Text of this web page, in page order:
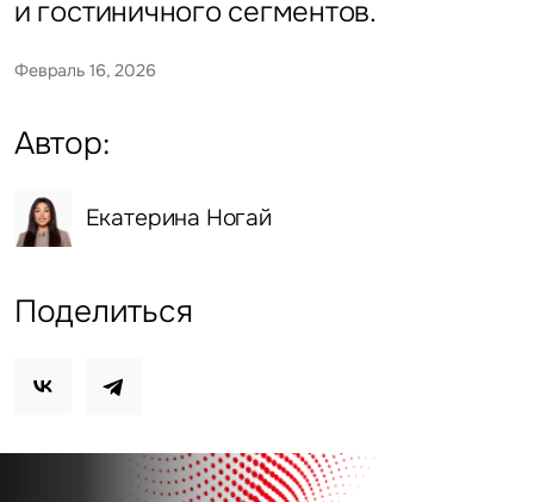
и гостиничного сегментов.
Февраль 16, 2026
Автор:
Екатерина Ногай
Поделиться